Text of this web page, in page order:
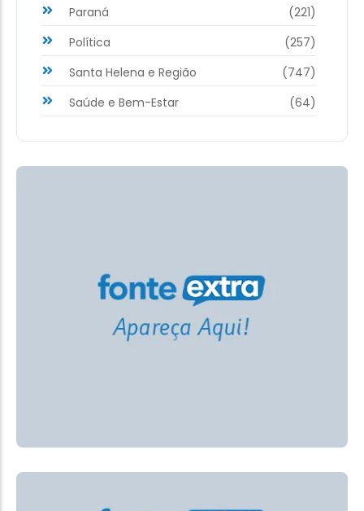
Paraná
(221)
Política
(257)
Santa Helena e Região
(747)
Saúde e Bem-Estar
(64)